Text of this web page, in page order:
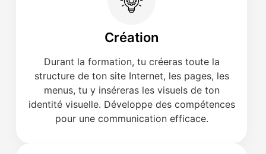
Création
Durant la formation, tu créeras toute la
structure de ton site Internet, les pages, les
menus, tu y inséreras les visuels de ton
identité visuelle. Développe des compétences
pour une communication efficace.